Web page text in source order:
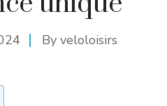
By veloloisirs